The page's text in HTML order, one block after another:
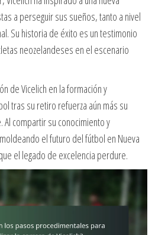
a perseguir sus sueños, tanto a nivel
Su historia de éxito es un testimonio
neozelandeses en el escenario
de Vicelich en la formación y
tras su retiro refuerza aún más su
compartir su conocimiento y
el futuro del fútbol en Nueva
el legado de excelencia perdure.